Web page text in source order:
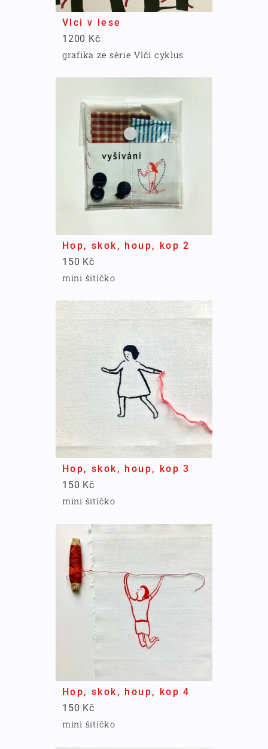
Vlci v lese
1200 Kč
grafika ze série Vlčí cyklus
Hop, skok, houp, kop 2
150 Kč
mini šitíčko
Hop, skok, houp, kop 3
150 Kč
mini šitíčko
Hop, skok, houp, kop 4
150 Kč
mini šitíčko